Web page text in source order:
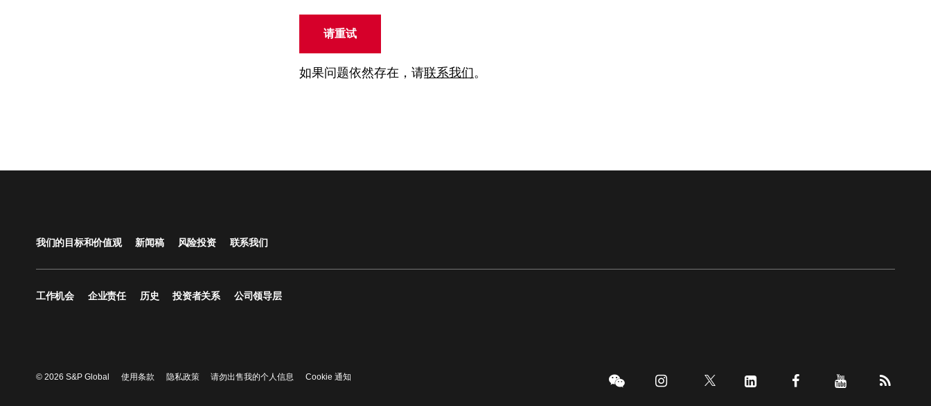
请重试
如果问题依然存在，请联系我们 。
我们的目标和价值观 新闻稿 风险投资 联系我们
工作机会 企业责任 历史 投资者关系 公司领导层
© 2026 S&P Global 使用条款 隐私政策 请勿出售我的个人信息 Cookie 通知